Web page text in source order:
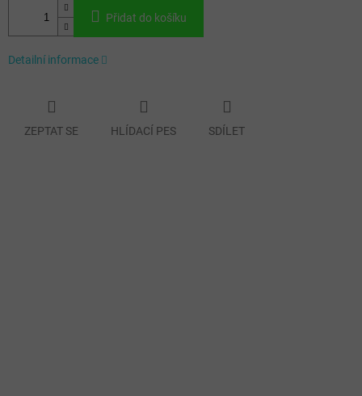
Přidat do košíku
Detailní informace
ZEPTAT SE HLÍDACÍ PES SDÍLET